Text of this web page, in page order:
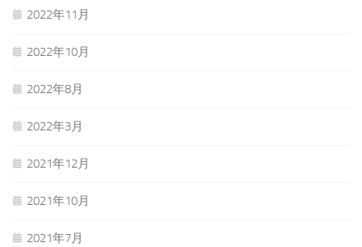
2022年11月
2022年10月
2022年8月
2022年3月
2021年12月
2021年10月
2021年7月